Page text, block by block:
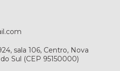
sala 106, Centro, Nova
Sul (CEP 95150000)